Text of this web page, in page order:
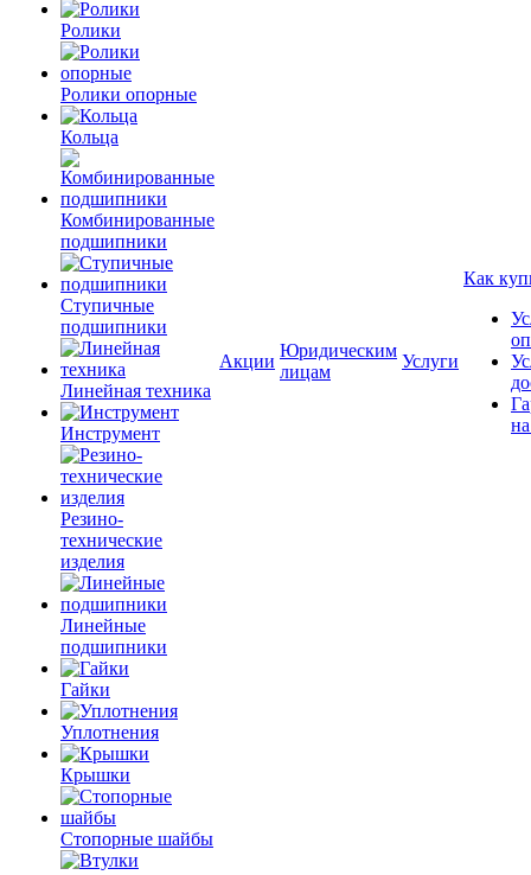
Ролики
Ролики опорные
Кольца
Комбинированные
подшипники
Ступичные
подшипники
Линейная техника
Инструмент
Резино-
технические
изделия
Линейные
подшипники
Гайки
Уплотнения
Крышки
Стопорные шайбы
Акции
Юридическим
лицам
Услуги
Как